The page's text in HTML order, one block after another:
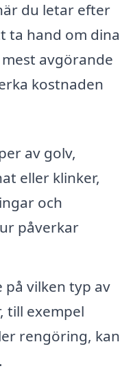
du letar efter
ta hand om dina
avgörande
kostnaden
av golv,
eller klinker,
och
påverkar
på vilken typ av
till exempel
rengöring, kan